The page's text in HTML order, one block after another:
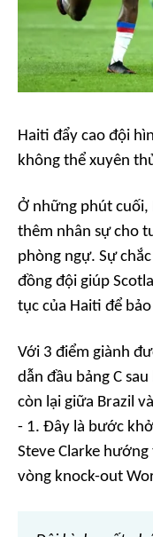
Haiti đẩy cao đội
không thể xuyên
Ở những phút cuối,
thêm nhân sự cho
phòng ngự. Sự
đồng đội giúp
tục của Haiti để
Với 3 điểm giành
dẫn đầu bảng C
còn lại giữa Brazil
- 1. Đây là bước
Steve Clarke
vòng knock-out